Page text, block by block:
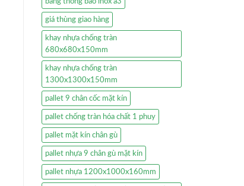
giá thùng giao hàng
khay nhựa chống tràn
680x680x150mm
khay nhựa chống tràn
1300x1300x150mm
pallet 9 chân cốc mặt kín
pallet chống tràn hóa chất 1 phuy
pallet mặt kín chân gù
pallet nhựa 9 chân gù mặt kín
pallet nhựa 1200x1000x160mm